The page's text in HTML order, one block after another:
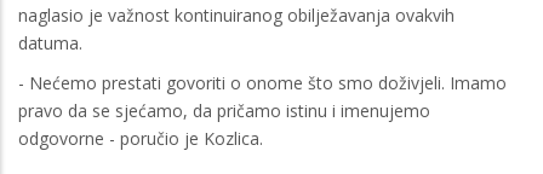
naglasio je važnost kontinuiranog obilježavanja ovakvih
datuma.
- Nećemo prestati govoriti o onome što smo doživjeli. Imamo
pravo da se sjećamo, da pričamo istinu i imenujemo
odgovorne - poručio je Kozlica.